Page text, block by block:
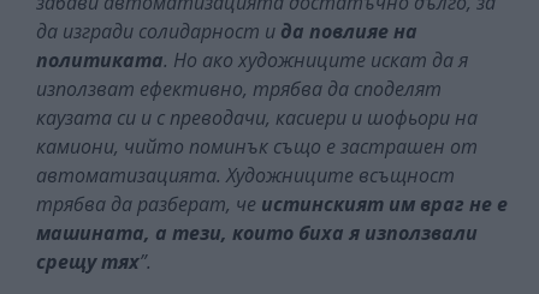
да изгради солидарност и да повлияе на
политиката. Но ако художниците искат да я
използват ефективно, трябва да споделят
каузата си и с преводачи, касиери и шофьори на
камиони, чийто поминък също е застрашен от
автоматизацията. Художниците всъщност
трябва да разберат, че истинският им враг не е
машината, а тези, които биха я използвали
срещу тях”.